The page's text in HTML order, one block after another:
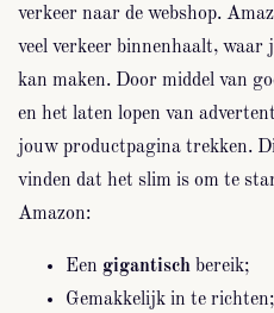
verkeer naar de webshop.
veel verkeer binnenhaalt,
kan maken. Door middel van
en het laten lopen van
jouw productpagina trekken.
vinden dat het slim is om te
Amazon:
Een gigantisch bereik;
Gemakkelijk in te richten;